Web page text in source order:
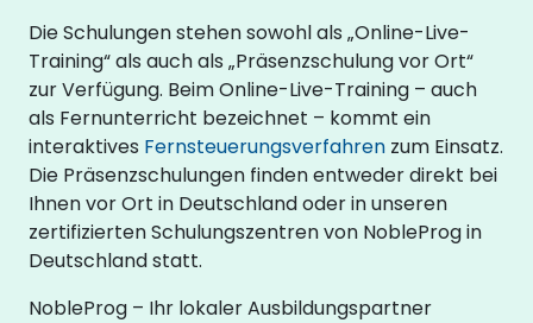
Die Schulungen stehen sowohl als „Online-Live-
Training“ als auch als „Präsenzschulung vor Ort“
zur Verfügung. Beim Online-Live-Training – auch
als Fernunterricht bezeichnet – kommt ein
interaktives Fernsteuerungsverfahren zum Einsatz.
Die Präsenzschulungen finden entweder direkt bei
Ihnen vor Ort in Deutschland oder in unseren
zertifizierten Schulungszentren von NobleProg in
Deutschland statt.
NobleProg – Ihr lokaler Ausbildungspartner